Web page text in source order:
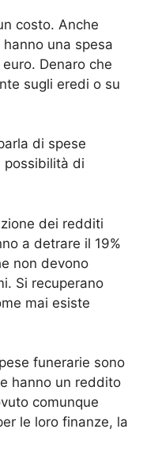
costo. Anche
hanno una spesa
Denaro che
sugli eredi o su
di spese
possibilità di
dei redditi
a detrare il 19%
non devono
Si recuperano
mai esiste
funerarie sono
hanno un reddito
comunque
le loro finanze, la